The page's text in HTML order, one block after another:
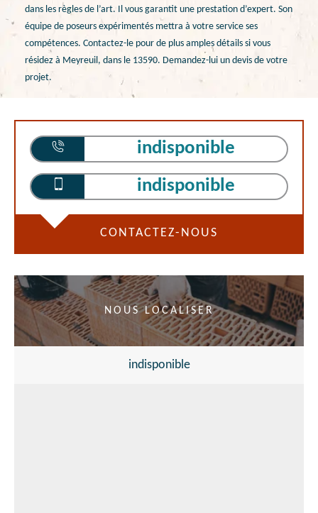
dans les règles de l’art. Il vous garantit une prestation d’expert. Son
équipe de poseurs expérimentés mettra à votre service ses
compétences. Contactez-le pour de plus amples détails si vous
résidez à Meyreuil, dans le 13590. Demandez-lui un devis de votre
projet.
indisponible
indisponible
CONTACTEZ-NOUS
NOUS LOCALISER
indisponible